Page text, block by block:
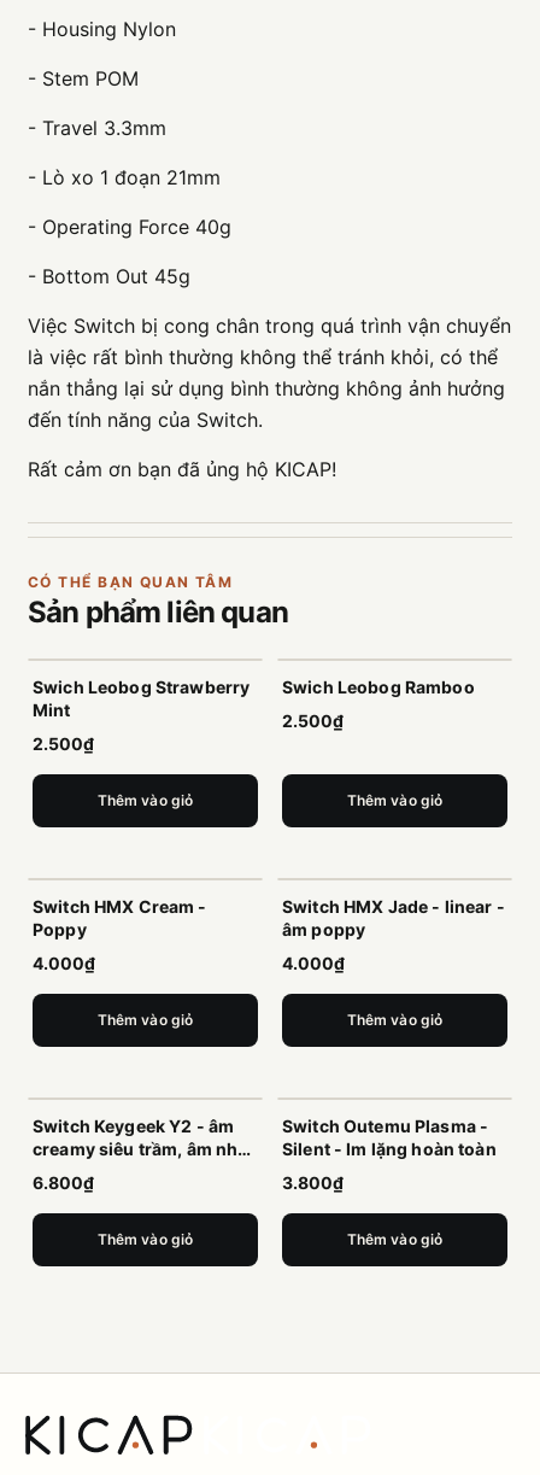
- Housing Nylon
- Stem POM
- Travel 3.3mm
- Lò xo 1 đoạn 21mm
- Operating Force 40g
- Bottom Out 45g
Việc Switch bị cong chân trong quá trình vận chuyển
là việc rất bình thường không thể tránh khỏi, có thể
nắn thẳng lại sử dụng bình thường không ảnh hưởng
đến tính năng của Switch.
Rất cảm ơn bạn đã ủng hộ KICAP!
CÓ THỂ BẠN QUAN TÂM
Sản phẩm liên quan
Swich Leobog Strawberry
Mint
2.500₫
Thêm vào giỏ
Swich Leobog Ramboo
2.500₫
Thêm vào giỏ
Switch HMX Cream -
Poppy
4.000₫
Thêm vào giỏ
Switch HMX Jade - linear -
âm poppy
4.000₫
Thêm vào giỏ
Switch Keygeek Y2 - âm
creamy siêu trầm, âm nhỏ,
thích hợp cho văn phòng
6.800₫
Thêm vào giỏ
Switch Outemu Plasma -
Silent - Im lặng hoàn toàn
3.800₫
Thêm vào giỏ